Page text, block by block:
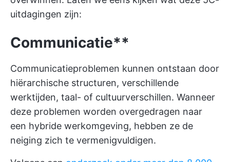
uitdagingen zijn:
Communicatie**
Communicatieproblemen kunnen ontstaan door
hiërarchische structuren, verschillende
werktijden, taal- of cultuurverschillen. Wanneer
deze problemen worden overgedragen naar
een hybride werkomgeving, hebben ze de
neiging zich te vermenigvuldigen.